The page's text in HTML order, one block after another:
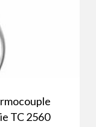
TC 2560